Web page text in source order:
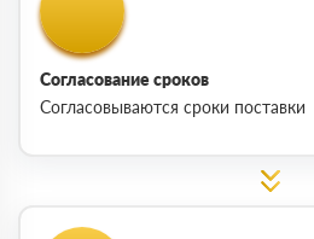
Согласование сроков
Согласовываются сроки поставки